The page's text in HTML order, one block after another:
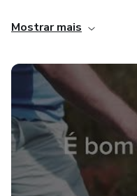
Estratégias comprovadas
Passos práticos para
forte e harmonioso.
Não espere que a
relacionamento hoje e
você merece.
Mostrar mais